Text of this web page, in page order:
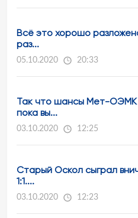
Всё это хорошо
раз...
05.10.2020 20:33
Так что шансы Мет-ОЭМК
пока вы...
03.10.2020 12:25
Старый Оскол сыграл
1:1....
03.10.2020 12:23